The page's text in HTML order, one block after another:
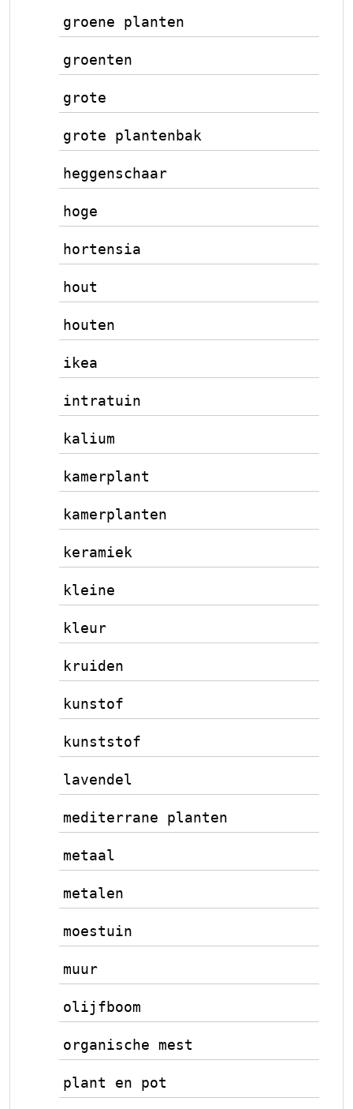
groene planten
groenten
grote
grote plantenbak
heggenschaar
hoge
hortensia
hout
houten
ikea
intratuin
kalium
kamerplant
kamerplanten
keramiek
kleine
kleur
kruiden
kunstof
kunststof
lavendel
mediterrane planten
metaal
metalen
moestuin
muur
olijfboom
organische mest
plant en pot